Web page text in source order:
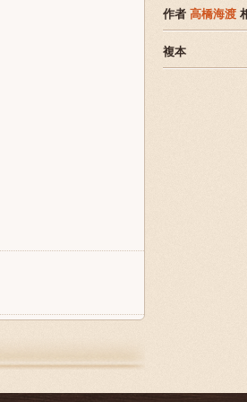
作者 高橋海渡
複本